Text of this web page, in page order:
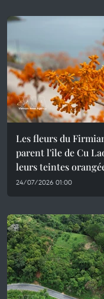
Les fleurs du
parent l'île de Cu
leurs teintes
24/07/2026 01:00